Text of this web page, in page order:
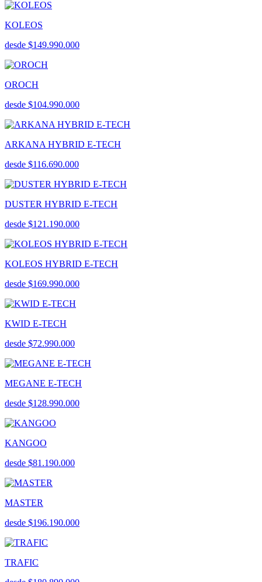
KOLEOS
desde $149.990.000
OROCH
desde $104.990.000
ARKANA HYBRID E-TECH
desde $116.690.000
DUSTER HYBRID E-TECH
desde $121.190.000
KOLEOS HYBRID E-TECH
desde $169.990.000
KWID E-TECH
desde $72.990.000
MEGANE E-TECH
desde $128.990.000
KANGOO
desde $81.190.000
MASTER
desde $196.190.000
TRAFIC